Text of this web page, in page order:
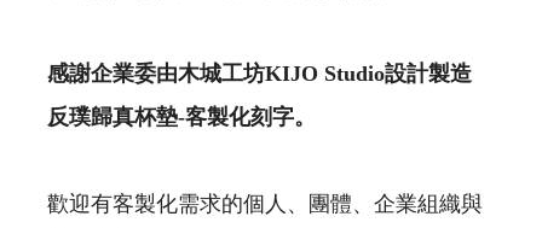
感謝企業委由木城工坊KIJO Studio設計製造
反璞歸真杯墊-客製化刻字。
歡迎有客製化需求的個人、團體、企業組織與